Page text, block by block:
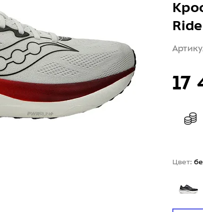
17
Цвет: